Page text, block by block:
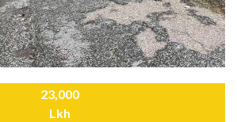
23,000
Lkh